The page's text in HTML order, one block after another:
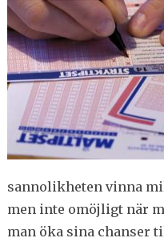
sannolikheten vinna
men inte omöjligt när
man öka sina chanser